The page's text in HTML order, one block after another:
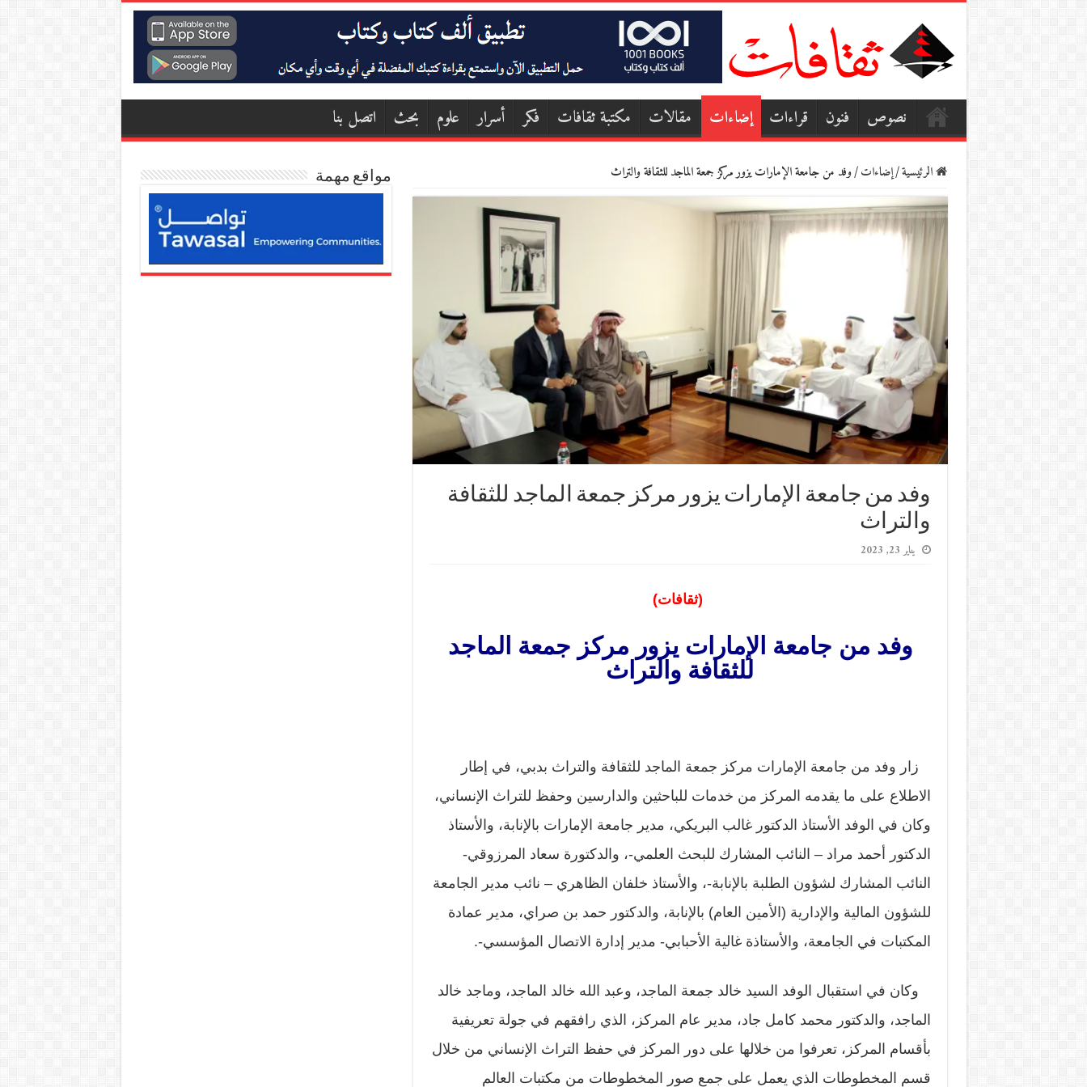
نصوص فنون قراءات إضاءات مقالات مكتبة ثقافات فكر أسرار علوم بحث اتصل بنا
الرئيسية/إضاءات/وفد من جامعة الإمارات يزور مركز جمعة الماجد للثقافة والتراث
وفد من جامعة الإمارات يزور مركز جمعة الماجد للثقافة
والتراث
يناير 23, 2023
(ثقافات)
وفد من جامعة الإمارات يزور مركز جمعة الماجد
للثقافة والتراث
زار وفد من جامعة الإمارات مركز جمعة الماجد للثقافة والتراث بدبي، في إطار
الاطلاع على ما يقدمه المركز من خدمات للباحثين والدارسين وحفظ للتراث الإنساني،
وكان في الوفد الأستاذ الدكتور غالب البريكي، مدير جامعة الإمارات بالإنابة، والأستاذ
الدكتور أحمد مراد – النائب المشارك للبحث العلمي-، والدكتورة سعاد المرزوقي-
النائب المشارك لشؤون الطلبة بالإنابة-، والأستاذ خلفان الظاهري – نائب مدير الجامعة
للشؤون المالية والإدارية (الأمين العام) بالإنابة، والدكتور حمد بن صراي، مدير عمادة
المكتبات في الجامعة، والأستاذة غالية الأحبابي- مدير إدارة الاتصال المؤسسي-.
وكان في استقبال الوفد السيد خالد جمعة الماجد، وعبد الله خالد الماجد، وماجد خالد
الماجد، والدكتور محمد كامل جاد، مدير عام المركز، الذي رافقهم في جولة تعريفية
بأقسام المركز، تعرفوا من خلالها على دور المركز في حفظ التراث الإنساني من خلال
قسم المخطوطات الذي يعمل على جمع صور المخطوطات من مكتبات العالم
مواقع مهمة